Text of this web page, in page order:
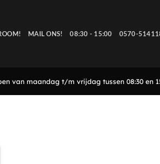
MAIL ONS! 08:30 - 15:00 0570-
van maandag t/m vrijdag tussen 08:30 en